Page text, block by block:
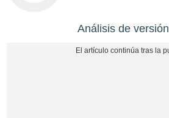
Análisis de versión